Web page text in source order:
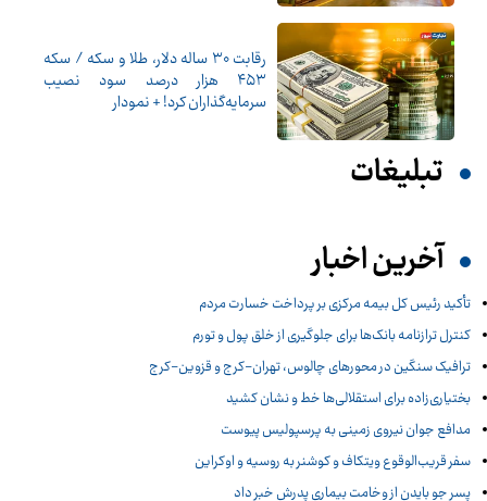
رقابت ۳۰ ساله دلار، طلا و سکه / سکه
۴۵۳ هزار درصد سود نصیب
سرمایه‌گذاران کرد! + نمودار
تبلیغات
آخرین اخبار
تأکید رئیس کل بیمه مرکزی بر پرداخت خسارت مردم
کنترل ترازنامه بانک‌ها برای جلوگیری از خلق پول و تورم
ترافیک سنگین در محورهای چالوس، تهران-کرج و قزوین-کرج
بختیاری‌زاده برای استقلالی‌ها خط و نشان کشید
مدافع جوان نیروی زمینی به پرسپولیس پیوست
سفر قریب‌الوقوع ویتکاف و کوشنر به روسیه و اوکراین
پسر جو بایدن از وخامت بیماری پدرش خبر داد